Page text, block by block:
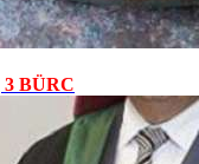
3 BÜRC